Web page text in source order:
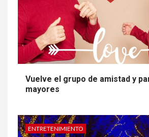
PSICO-PREVENCIÓN
Vuelve el grupo de amistad y
mayores